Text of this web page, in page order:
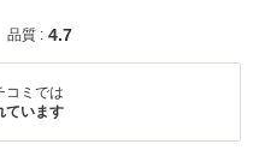
品質 : 4.7
コミでは
ています